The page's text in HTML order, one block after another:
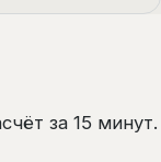
за 15 минут.